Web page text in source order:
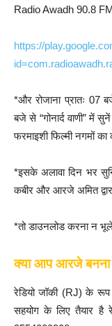
Radio Awadh 90.8
https://
*और रोजाना प्रातः 07
बजे से “गोनार्द वाणी” में
फरमाइशी फिल्मी नगमों
*इसके अलावा दिन भर
कबीर और आरजे अमित
*तो डाउनलोड करना न
क्या आप आरजे बनना
रेडियो जॉकी (RJ) के
सहयोग के लिए तैयार है